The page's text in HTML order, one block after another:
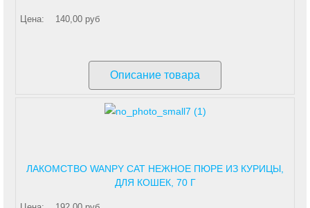
Цена: 140,00 руб
Описание товара
ЛАКОМСТВО WANPY CAT НЕЖНОЕ ПЮРЕ ИЗ КУРИЦЫ,
ДЛЯ КОШЕК, 70 Г